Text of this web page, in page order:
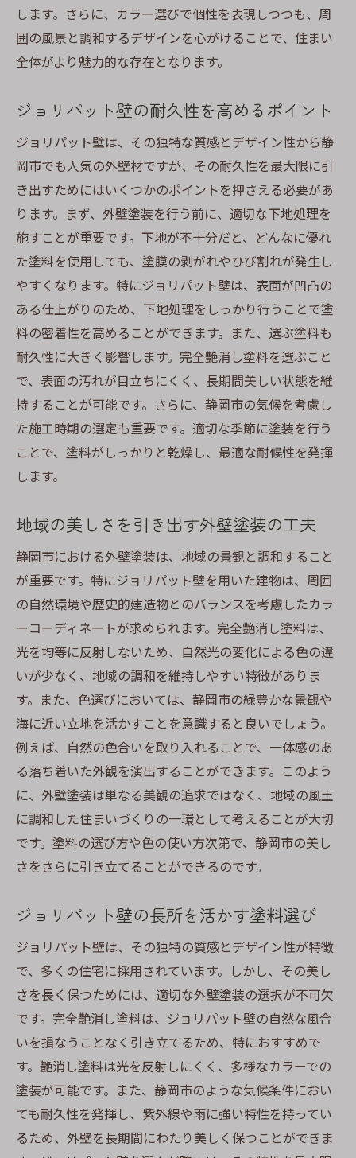
します。さらに、カラー選びで個性を表現しつつも、周
囲の風景と調和するデザインを心がけることで、住まい
全体がより魅力的な存在となります。
ジョリパット壁の耐久性を高めるポイント
ジョリパット壁は、その独特な質感とデザイン性から静
岡市でも人気の外壁材ですが、その耐久性を最大限に引
き出すためにはいくつかのポイントを押さえる必要があ
ります。まず、外壁塗装を行う前に、適切な下地処理を
施すことが重要です。下地が不十分だと、どんなに優れ
た塗料を使用しても、塗膜の剥がれやひび割れが発生し
やすくなります。特にジョリパット壁は、表面が凹凸の
ある仕上がりのため、下地処理をしっかり行うことで塗
料の密着性を高めることができます。また、選ぶ塗料も
耐久性に大きく影響します。完全艶消し塗料を選ぶこと
で、表面の汚れが目立ちにくく、長期間美しい状態を維
持することが可能です。さらに、静岡市の気候を考慮し
た施工時期の選定も重要です。適切な季節に塗装を行う
ことで、塗料がしっかりと乾燥し、最適な耐候性を発揮
します。
地域の美しさを引き出す外壁塗装の工夫
静岡市における外壁塗装は、地域の景観と調和すること
が重要です。特にジョリパット壁を用いた建物は、周囲
の自然環境や歴史的建造物とのバランスを考慮したカラ
ーコーディネートが求められます。完全艶消し塗料は、
光を均等に反射しないため、自然光の変化による色の違
いが少なく、地域の調和を維持しやすい特徴がありま
す。また、色選びにおいては、静岡市の緑豊かな景観や
海に近い立地を活かすことを意識すると良いでしょう。
例えば、自然の色合いを取り入れることで、一体感のあ
る落ち着いた外観を演出することができます。このよう
に、外壁塗装は単なる美観の追求ではなく、地域の風土
に調和した住まいづくりの一環として考えることが大切
です。塗料の選び方や色の使い方次第で、静岡市の美し
さをさらに引き立てることができるのです。
ジョリパット壁の長所を活かす塗料選び
ジョリパット壁は、その独特の質感とデザイン性が特徴
で、多くの住宅に採用されています。しかし、その美し
さを長く保つためには、適切な外壁塗装の選択が不可欠
です。完全艶消し塗料は、ジョリパット壁の自然な風合
いを損なうことなく引き立てるため、特におすすめで
す。艶消し塗料は光を反射しにくく、多様なカラーでの
塗装が可能です。また、静岡市のような気候条件におい
ても耐久性を発揮し、紫外線や雨に強い特性を持ってい
るため、外壁を長期間にわたり美しく保つことができま